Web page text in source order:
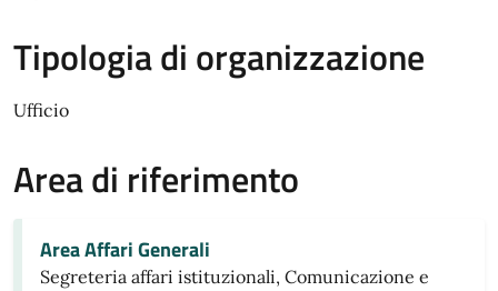
Tipologia di organizzazione
Ufficio
Area di riferimento
Area Affari Generali
Segreteria affari istituzionali, Comunicazione e